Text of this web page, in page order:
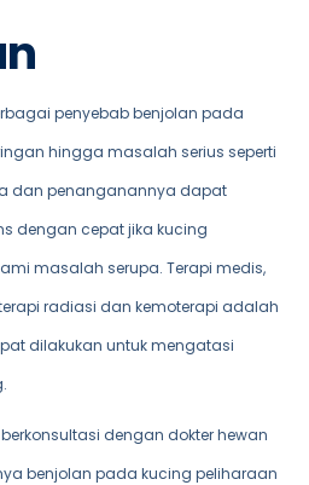
penyebab benjolan pada
hingga masalah serius seperti
dan penanganannya dapat
dengan cepat jika kucing
masalah serupa. Terapi medis,
radiasi dan kemoterapi adalah
dilakukan untuk mengatasi
dengan dokter hewan
benjolan pada kucing peliharaan